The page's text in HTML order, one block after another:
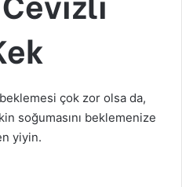
çok zor olsa da,
soğumasını beklemenize
yiyin.